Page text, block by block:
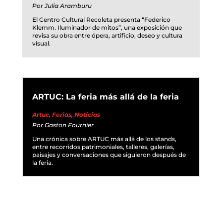
PorJulia Aramburu
El Centro Cultural Recoleta presenta “Federico
Klemm. Iluminador de mitos”, una exposición que
revisa su obra entre ópera, artificio, deseo y cultura
visual.
ARTUC: La feria más allá de la feria
Artuc, Ferias, Noticias
Por Gaston Fournier
Una crónica sobre ARTUC más allá de los stands,
entre recorridos patrimoniales, talleres, galerías,
paisajes y conversaciones que siguieron después de
la feria.